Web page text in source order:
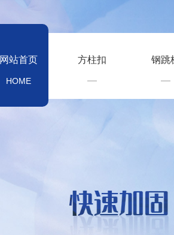
网站首页
HOME
方柱扣 钢跳